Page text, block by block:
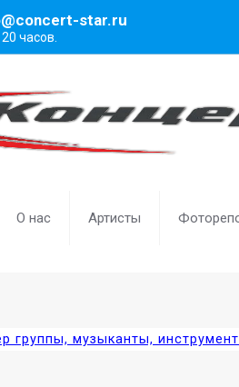
star.ru
часов.
О нас Артисты
группы, музыканты,